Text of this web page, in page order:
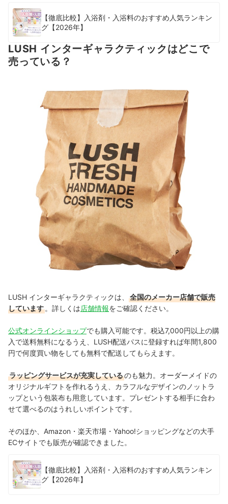
【徹底比較】入浴剤・入浴料のおすすめ人気ランキン
グ【2026年】
LUSH インターギャラクティックはどこで
売っている？
LUSH インターギャラクティックは、
全国のメーカー店舗で販売
しています 。詳しくは店舗情報をご確認ください。
公式オンラインショップでも購入可能です。税込7,000円以上の購
入で送料無料になるうえ、LUSH配送パスに登録すれば年間1,800
円で何度買い物をしても無料で配送してもらえます。
ラッピングサービスが充実しているのも魅力。オーダーメイドの
オリジナルギフトを作れるうえ、カラフルなデザインのノットラ
ップという包装布も用意しています。プレゼントする相手に合わ
せて選べるのはうれしいポイントです。
そのほか、Amazon・楽天市場・Yahoo!ショッピングなどの大手
ECサイトでも販売が確認できました。
【徹底比較】入浴剤・入浴料のおすすめ人気ランキン
グ【2026年】